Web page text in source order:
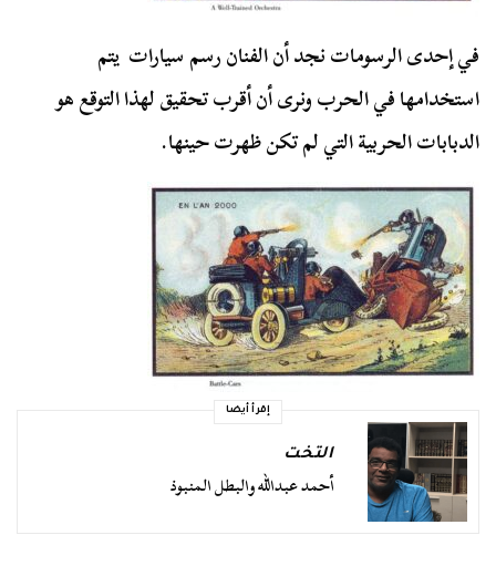
في إحدى الرسومات نجد أن الفنان رسم سيارات يتم
استخدامها في الحرب ونرى أن أقرب تحقيق لهذا التوقع هو
الدبابات الحربية التي لم تكن ظهرت حينها.
إقرأ أيضا
التخت
أحمد عبدالله والبطل المنبوذ